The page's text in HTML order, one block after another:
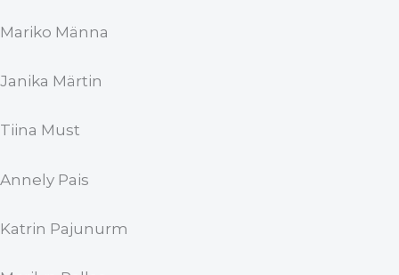
Mariko Männa
Janika Märtin
Tiina Must
Annely Pais
Katrin Pajunurm